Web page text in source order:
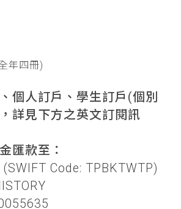
年四冊)
個人訂戶、學生訂戶(個別
詳見下方之英文訂閱訊
匯款至：
Code: TPBKTWTP)